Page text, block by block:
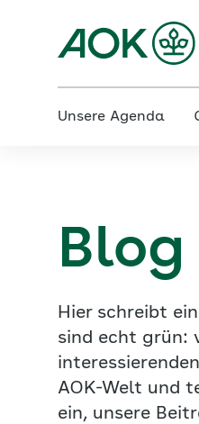
Unsere Agenda
Blog
Hier schreibt
sind echt grün:
AOK-Welt und
ein, unsere